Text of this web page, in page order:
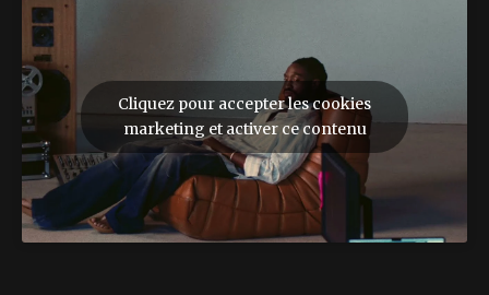
Cliquez pour accepter les cookies
marketing et activer ce contenu